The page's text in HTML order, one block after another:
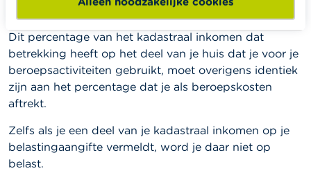
bij je inkosten van onroerende goederen aan.
Dit percentage van het kadastraal inkomen dat
betrekking heeft op het deel van je huis dat je voor je
beroepsactiviteiten gebruikt, moet overigens identiek
zijn aan het percentage dat je als beroepskosten
aftrekt.
Zelfs als je een deel van je kadastraal inkomen op je
belastingaangifte vermeldt, word je daar niet op
belast.